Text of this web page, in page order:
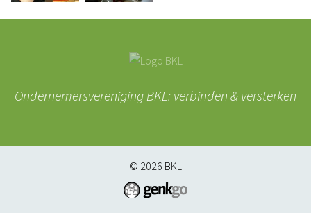
Ondernemersvereniging BKL: verbinden & versterken
© 2026 BKL